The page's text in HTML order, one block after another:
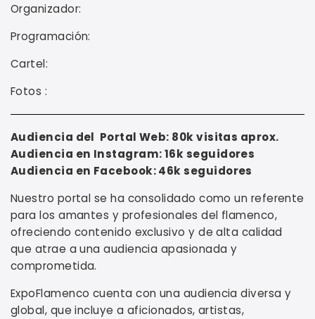
Organizador:
Programación:
Cartel:
Fotos :
Audiencia del Portal Web: 80k visitas aprox.
Audiencia en Instagram: 16k seguidores
Audiencia en Facebook: 46k seguidores
Nuestro portal se ha consolidado como un referente
para los amantes y profesionales del flamenco,
ofreciendo contenido exclusivo y de alta calidad
que atrae a una audiencia apasionada y
comprometida.
ExpoFlamenco cuenta con una audiencia diversa y
global, que incluye a aficionados, artistas,